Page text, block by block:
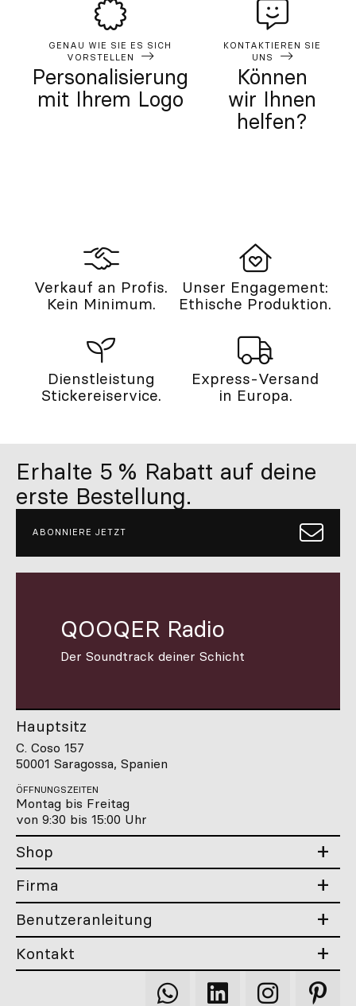
GENAU WIE SIE ES SICH
VORSTELLEN
Personalisierung
mit Ihrem Logo
KONTAKTIEREN SIE
UNS
Können
wir Ihnen
helfen?
Verkauf an Profis.
Kein Minimum.
Unser Engagement:
Ethische Produktion.
Dienstleistung
Stickereiservice.
Express-Versand
in Europa.
Erhalte 5 % Rabatt auf deine
erste Bestellung.
ABONNIERE JETZT
QOOQER Radio
Der Soundtrack deiner Schicht
Hauptsitz
C. Coso 157
50001 Saragossa, Spanien
ÖFFNUNGSZEITEN
Montag bis Freitag
von 9:30 bis 15:00 Uhr
Shop
Firma
Benutzeranleitung
Kontakt
Qooqer Qooqer Qooqer Qooqer